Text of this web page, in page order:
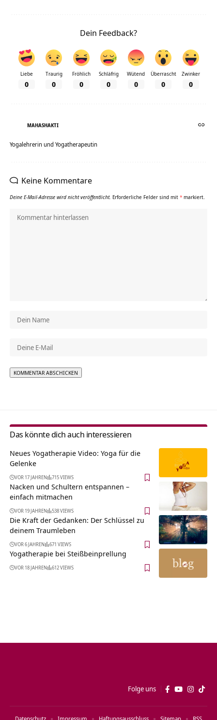
Dein Feedback?
Liebe
0
Traurig
0
Fröhlich
0
Schläfrig
0
Wütend
0
Überrascht
0
Zwinker
0
MAHASHAKTI
Yogalehrerin und Yogatherapeutin
Keine Kommentare
Deine E-Mail-Adresse wird nicht veröffentlicht. Erforderliche Felder sind mit * markiert.
Das könnte dich auch interessieren
Neues Yogatherapie Video: Yoga für die
Gelenke
VOR 17 JAHREN 715 VIEWS
Nacken und Schultern entspannen –
einfach mitmachen
VOR 19 JAHREN 538 VIEWS
Die Kraft der Gedanken: Der Schlüssel zu
deinem Traumleben
VOR 6 JAHREN 671 VIEWS
Yogatherapie bei Steißbeinprellung
VOR 18 JAHREN 612 VIEWS
Folge uns